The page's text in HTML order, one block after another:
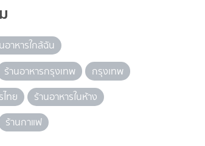
อาหารใกล้ฉัน
ร้านอาหารกรุงเทพ
กรุงเทพ
ไทย
ร้านอาหารในห้าง
ร้านกาแฟ